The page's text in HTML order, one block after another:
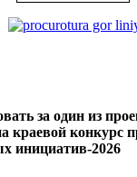
за один из
краевой конкурс
инициатив-2026